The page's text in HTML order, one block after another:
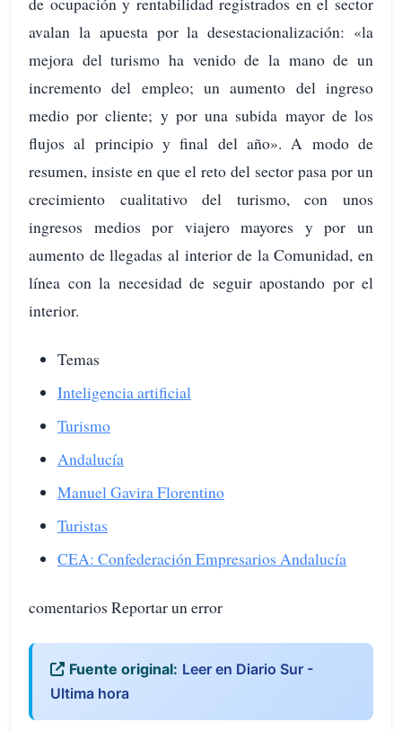
avalan la apuesta por la desestacionalización: «la
mejora del turismo ha venido de la mano de un
incremento del empleo; un aumento del ingreso
medio por cliente; y por una subida mayor de los
flujos al principio y final del año». A modo de
resumen, insiste en que el reto del sector pasa por un
crecimiento cualitativo del turismo, con unos
ingresos medios por viajero mayores y por un
aumento de llegadas al interior de la Comunidad, en
línea con la necesidad de seguir apostando por el
interior.
Temas
Inteligencia artificial
Turismo
Andalucía
Manuel Gavira Florentino
Turistas
CEA: Confederación Empresarios Andalucía
comentarios Reportar un error
Fuente original: Leer en Diario Sur -
Ultima hora